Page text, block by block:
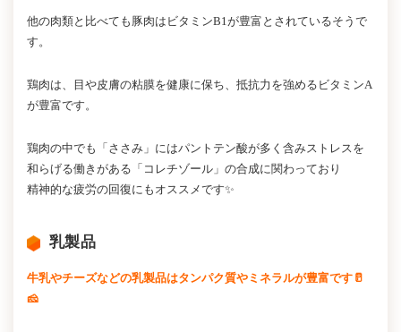
他の肉類と比べても豚肉はビタミンB1が豊富とされているそうで
す。
鶏肉は、目や皮膚の粘膜を健康に保ち、抵抗力を強めるビタミンA
が豊富です。
鶏肉の中でも「ささみ」にはパントテン酸が多く含みストレスを
和らげる働きがある「コレチゾール」の合成に関わっており
精神的な疲労の回復にもオススメです✨
乳製品
牛乳やチーズなどの乳製品はタンパク質やミネラルが豊富です🥛
🧀